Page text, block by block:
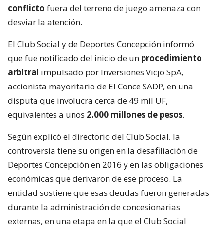
conflicto fuera del terreno de juego amenaza con
desviar la atención.
El Club Social y de Deportes Concepción informó
que fue notificado del inicio de un procedimiento
arbitral impulsado por Inversiones Vicjo SpA,
accionista mayoritario de El Conce SADP, en una
disputa que involucra cerca de 49 mil UF,
equivalentes a unos 2.000 millones de pesos.
Según explicó el directorio del Club Social, la
controversia tiene su origen en la desafiliación de
Deportes Concepción en 2016 y en las obligaciones
económicas que derivaron de ese proceso. La
entidad sostiene que esas deudas fueron generadas
durante la administración de concesionarias
externas, en una etapa en la que el Club Social